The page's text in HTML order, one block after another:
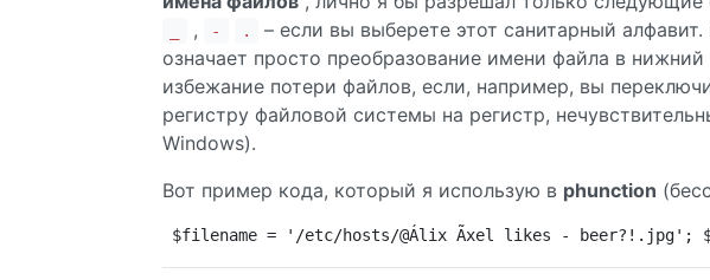
, - .
– если вы выберете этот санитарный
означает просто преобразование имени файла в
избежание потери файлов, если, например, вы
регистру файловой системы на регистр,
Windows).
Вот пример кода, который я использую в phunction
$filename = '/etc/hosts/@Álix Ãxel likes - beer?!.jpg';